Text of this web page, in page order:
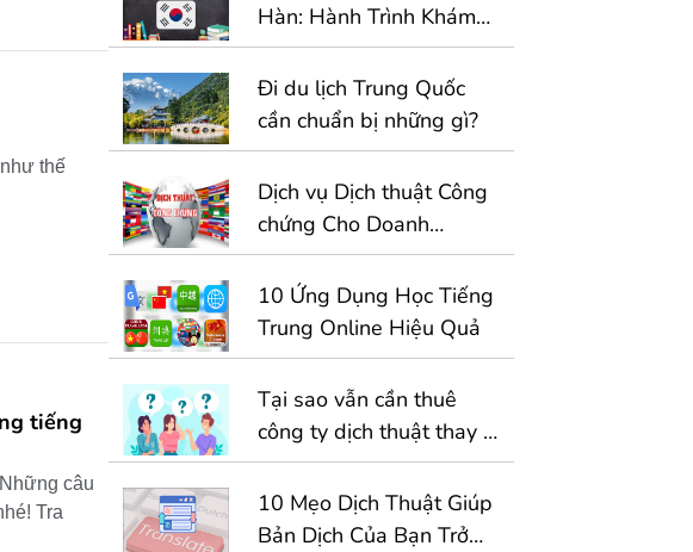
thế
tiếng
câu
Tra
Hàn: Hành Trình Khám
Phá và Vượt Qua Thử
Thách
Đi du lịch Trung Quốc
cần chuẩn bị những gì?
Dịch vụ Dịch thuật Công
chứng Cho Doanh
nghiệp – 1 Giải Pháp
Toàn Diện Cho Hồ Sơ
Kinh Doanh Quốc Tế
10 Ứng Dụng Học Tiếng
Trung Online Hiệu Quả
Tại sao vẫn cần thuê
công ty dịch thuật thay vì
sử dụng công cụ dịch tự
động
10 Mẹo Dịch Thuật Giúp
Bản Dịch Của Bạn Trở